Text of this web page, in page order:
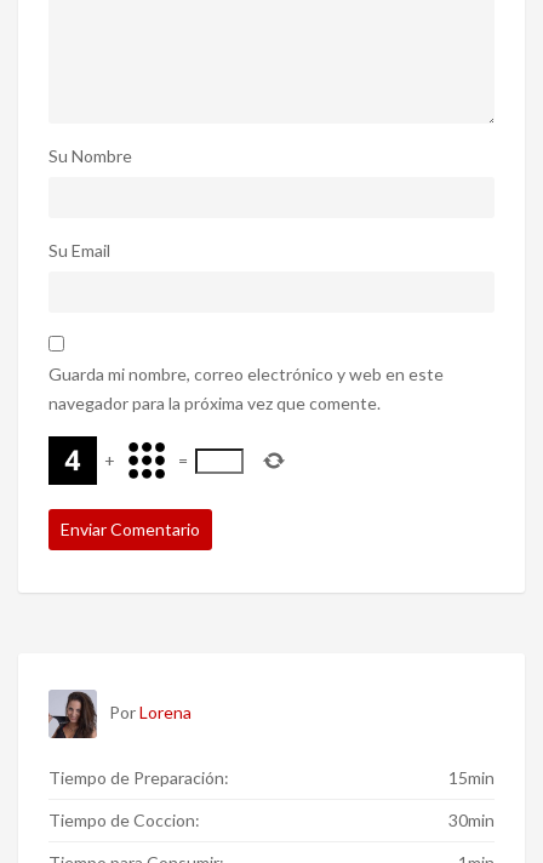
Su Nombre
Su Email
Guarda mi nombre, correo electrónico y web en este
navegador para la próxima vez que comente.
+ =
PorLorena
Tiempo de Preparación: 15min
Tiempo de Coccion: 30min